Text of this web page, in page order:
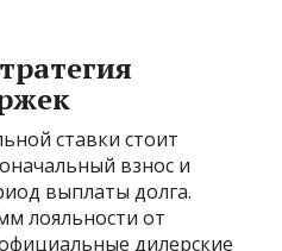
ставки стоит
взнос и
выплаты долга.
лояльности от
дилерские